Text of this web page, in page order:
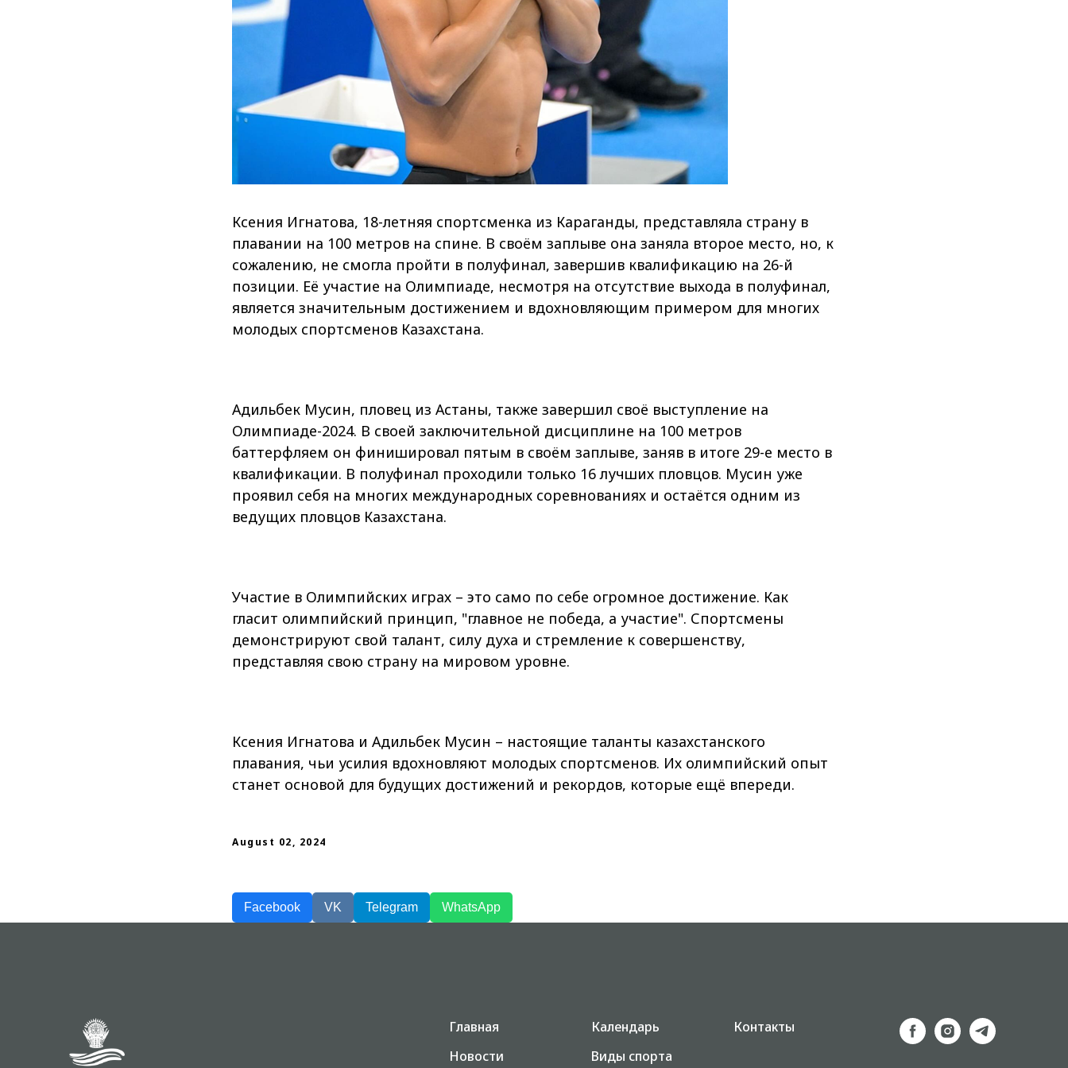
Ксения Игнатова, 18-летняя спортсменка из Караганды, представляла страну в
плавании на 100 метров на спине. В своём заплыве она заняла второе место, но, к
сожалению, не смогла пройти в полуфинал, завершив квалификацию на 26-й
позиции. Её участие на Олимпиаде, несмотря на отсутствие выхода в полуфинал,
является значительным достижением и вдохновляющим примером для многих
молодых спортсменов Казахстана.
Адильбек Мусин, пловец из Астаны, также завершил своё выступление на
Олимпиаде-2024. В своей заключительной дисциплине на 100 метров
баттерфляем он финишировал пятым в своём заплыве, заняв в итоге 29-е место в
квалификации. В полуфинал проходили только 16 лучших пловцов. Мусин уже
проявил себя на многих международных соревнованиях и остаётся одним из
ведущих пловцов Казахстана.
Участие в Олимпийских играх – это само по себе огромное достижение. Как
гласит олимпийский принцип, "главное не победа, а участие". Спортсмены
демонстрируют свой талант, силу духа и стремление к совершенству,
представляя свою страну на мировом уровне.
Ксения Игнатова и Адильбек Мусин – настоящие таланты казахстанского
плавания, чьи усилия вдохновляют молодых спортсменов. Их олимпийский опыт
станет основой для будущих достижений и рекордов, которые ещё впереди.
August 02, 2024
Facebook VK Telegram WhatsApp
Главная
Новости
Календарь
Виды спорта
Контакты